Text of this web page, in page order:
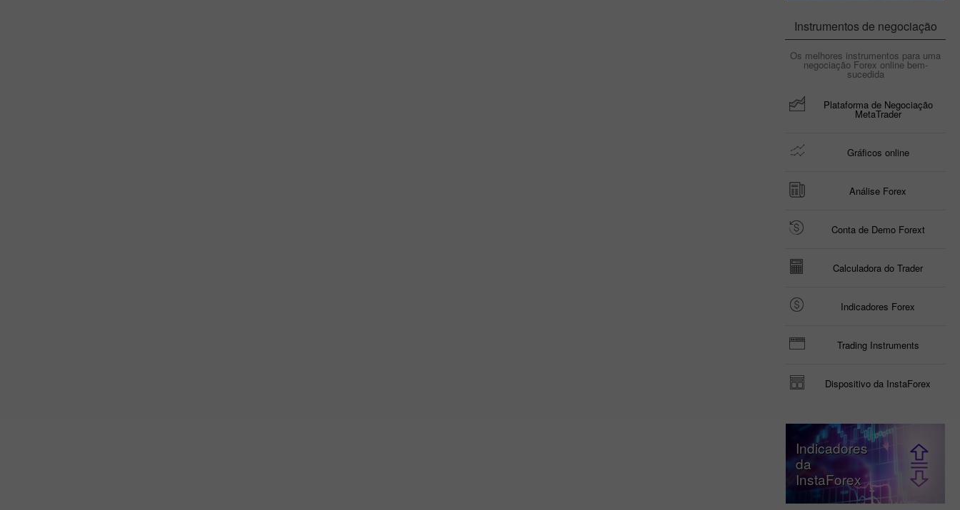
Instrumentos de negociação
Os melhores instrumentos para uma
negociação Forex online bem-
sucedida
Plataforma de Negociação
MetaTrader
Gráficos online
Análise Forex
Conta de Demo Forext
Calculadora do Trader
Indicadores Forex
Trading Instruments
Dispositivo da InstaForex
Indicadores
da
InstaForex